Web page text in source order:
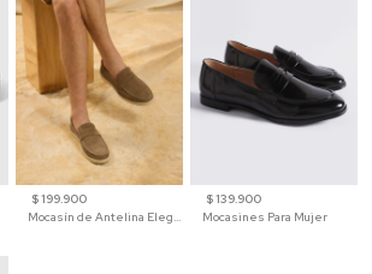
$ 199.900
$ 139.900
Mocasines Para Mujer